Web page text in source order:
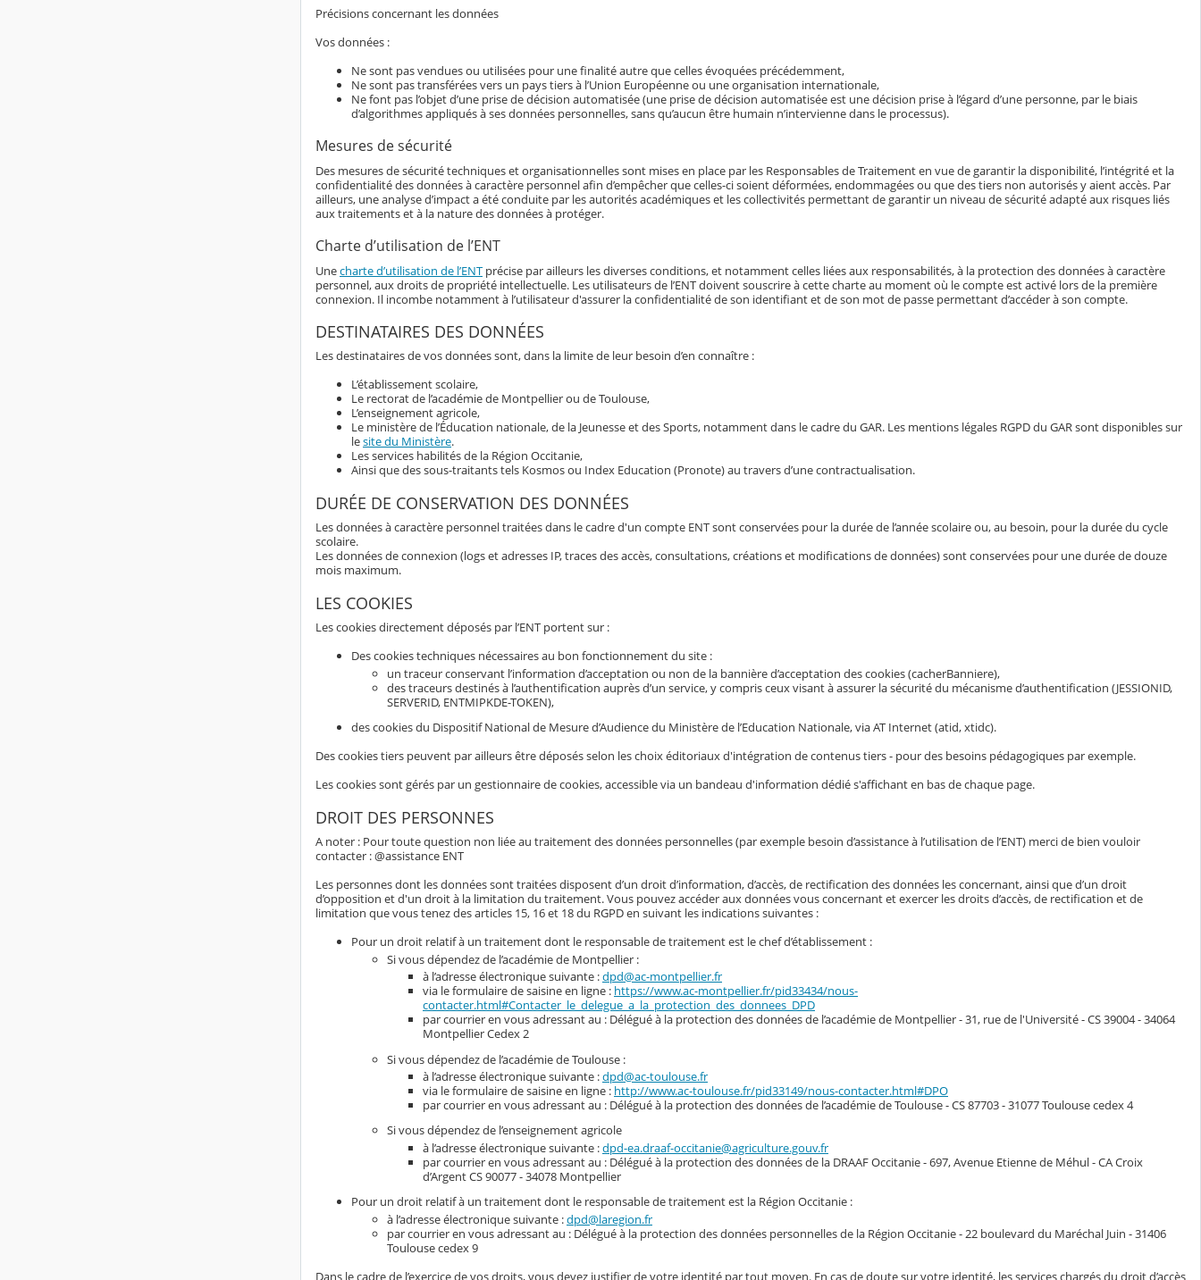
Précisions concernant les données
Vos données :
Ne sont pas vendues ou utilisées pour une finalité autre que celles évoquées précédemment,
Ne sont pas transférées vers un pays tiers à l’Union Européenne ou une organisation internationale,
Ne font pas l’objet d’une prise de décision automatisée (une prise de décision automatisée est une décision prise à l’égard d’une personne, par le biais
d’algorithmes appliqués à ses données personnelles, sans qu’aucun être humain n’intervienne dans le processus).
Mesures de sécurité
Des mesures de sécurité techniques et organisationnelles sont mises en place par les Responsables de Traitement en vue de garantir la disponibilité, l’intégrité et la
confidentialité des données à caractère personnel afin d’empêcher que celles-ci soient déformées, endommagées ou que des tiers non autorisés y aient accès. Par
ailleurs, une analyse d’impact a été conduite par les autorités académiques et les collectivités permettant de garantir un niveau de sécurité adapté aux risques liés
aux traitements et à la nature des données à protéger.
Charte d’utilisation de l’ENT
Unecharte d’utilisation de l’ENT précise par ailleurs les diverses conditions, et notamment celles liées aux responsabilités, à la protection des données à caractère
personnel, aux droits de propriété intellectuelle. Les utilisateurs de l’ENT doivent souscrire à cette charte au moment où le compte est activé lors de la première
connexion. Il incombe notamment à l’utilisateur d'assurer la confidentialité de son identifiant et de son mot de passe permettant d’accéder à son compte.
DESTINATAIRES DES DONNÉES
Les destinataires de vos données sont, dans la limite de leur besoin d’en connaître :
L’établissement scolaire,
Le rectorat de l’académie de Montpellier ou de Toulouse,
L’enseignement agricole,
Le ministère de l’Éducation nationale, de la Jeunesse et des Sports, notamment dans le cadre du GAR. Les mentions légales RGPD du GAR sont disponibles sur
lesite du Ministère.
Les services habilités de la Région Occitanie,
Ainsi que des sous-traitants tels Kosmos ou Index Education (Pronote) au travers d’une contractualisation.
DURÉE DE CONSERVATION DES DONNÉES
Les données à caractère personnel traitées dans le cadre d'un compte ENT sont conservées pour la durée de l’année scolaire ou, au besoin, pour la durée du cycle
scolaire.
Les données de connexion (logs et adresses IP, traces des accès, consultations, créations et modifications de données) sont conservées pour une durée de douze
mois maximum.
LES COOKIES
Les cookies directement déposés par l’ENT portent sur :
Des cookies techniques nécessaires au bon fonctionnement du site :
un traceur conservant l’information d’acceptation ou non de la bannière d’acceptation des cookies (cacherBanniere),
des traceurs destinés à l’authentification auprès d’un service, y compris ceux visant à assurer la sécurité du mécanisme d’authentification (JESSIONID,
SERVERID, ENTMIPKDE-TOKEN),
des cookies du Dispositif National de Mesure d’Audience du Ministère de l’Education Nationale, via AT Internet (atid, xtidc).
Des cookies tiers peuvent par ailleurs être déposés selon les choix éditoriaux d'intégration de contenus tiers - pour des besoins pédagogiques par exemple.
Les cookies sont gérés par un gestionnaire de cookies, accessible via un bandeau d'information dédié s'affichant en bas de chaque page.
DROIT DES PERSONNES
A noter : Pour toute question non liée au traitement des données personnelles (par exemple besoin d’assistance à l’utilisation de l’ENT) merci de bien vouloir
contacter : @assistance ENT
Les personnes dont les données sont traitées disposent d’un droit d’information, d’accès, de rectification des données les concernant, ainsi que d’un droit
d’opposition et d'un droit à la limitation du traitement. Vous pouvez accéder aux données vous concernant et exercer les droits d’accès, de rectification et de
limitation que vous tenez des articles 15, 16 et 18 du RGPD en suivant les indications suivantes :
Pour un droit relatif à un traitement dont le responsable de traitement est le chef d’établissement :
Si vous dépendez de l’académie de Montpellier :
à l’adresse électronique suivante :dpd@ac-montpellier.fr
via le formulaire de saisine en ligne : https://www.ac-montpellier.fr/pid33434/nous-
contacter.html#Contacter_le_delegue_a_la_protection_des_donnees_DPD
par courrier en vous adressant au : Délégué à la protection des données de l’académie de Montpellier - 31, rue de l'Université - CS 39004 - 34064
Montpellier Cedex 2
Si vous dépendez de l’académie de Toulouse :
à l’adresse électronique suivante :dpd@ac-toulouse.fr
via le formulaire de saisine en ligne : http://www.ac-toulouse.fr/pid33149/nous-contacter.html#DPO
par courrier en vous adressant au : Délégué à la protection des données de l’académie de Toulouse - CS 87703 - 31077 Toulouse cedex 4
Si vous dépendez de l’enseignement agricole
à l’adresse électronique suivante :dpd-ea.draaf-occitanie@agriculture.gouv.fr
par courrier en vous adressant au : Délégué à la protection des données de la DRAAF Occitanie - 697, Avenue Etienne de Méhul - CA Croix
d’Argent CS 90077 - 34078 Montpellier
Pour un droit relatif à un traitement dont le responsable de traitement est la Région Occitanie :
à l’adresse électronique suivante :dpd@laregion.fr
par courrier en vous adressant au : Délégué à la protection des données personnelles de la Région Occitanie - 22 boulevard du Maréchal Juin - 31406
Toulouse cedex 9
Dans le cadre de l’exercice de vos droits, vous devez justifier de votre identité par tout moyen. En cas de doute sur votre identité, les services chargés du droit d’accès